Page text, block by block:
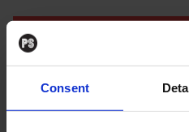
Consent
23. 03. 2022